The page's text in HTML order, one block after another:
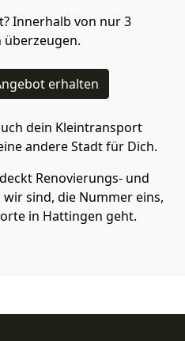
Innerhalb von nur 3
erhalten
dein Kleintransport
andere Stadt für Dich.
Renovierungs- und
sind, die Nummer eins,
in Hattingen geht.